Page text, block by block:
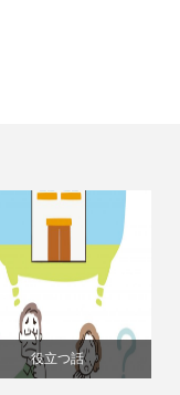
役立つ話